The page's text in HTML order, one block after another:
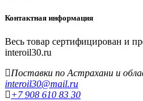
Контактная информация
Весь товар сертифицирован и
interoil30.ru
Поставки по Астрахани и
interoil30@mail.ru
+7 908 610 83 30